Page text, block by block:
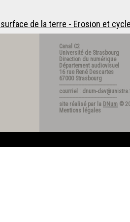
de la terre - Erosion et
Canal C2
Université de Strasbourg
Direction du numérique
Département audiovisuel
16 rue René Descartes
67000 Strasbourg
---------------------------------------
courriel : dnum-
---------------------------------------
site réalisé par la DNum ©
Mentions légales